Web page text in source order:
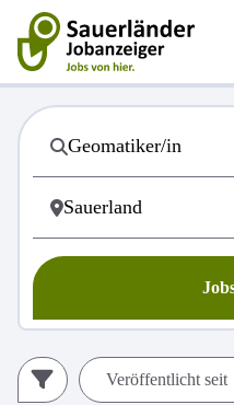
Veröffentlicht seit